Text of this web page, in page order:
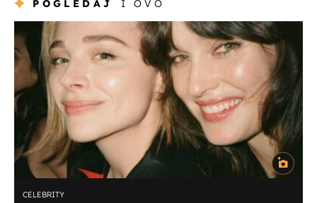
POGLEDAJ I OVO
CELEBRITY